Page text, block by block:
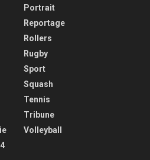
Portrait
Reportage
Rollers
Rugby
Sport
Squash
Tennis
Tribune
Volleyball